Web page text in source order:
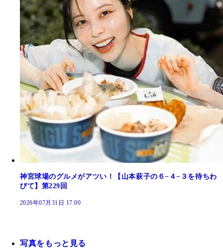
神宮球場のグルメがアツい！【山本萩子の６−４−３を待ちわ
びて】第229回
2026年07月31日 17:00
写真をもっと見る